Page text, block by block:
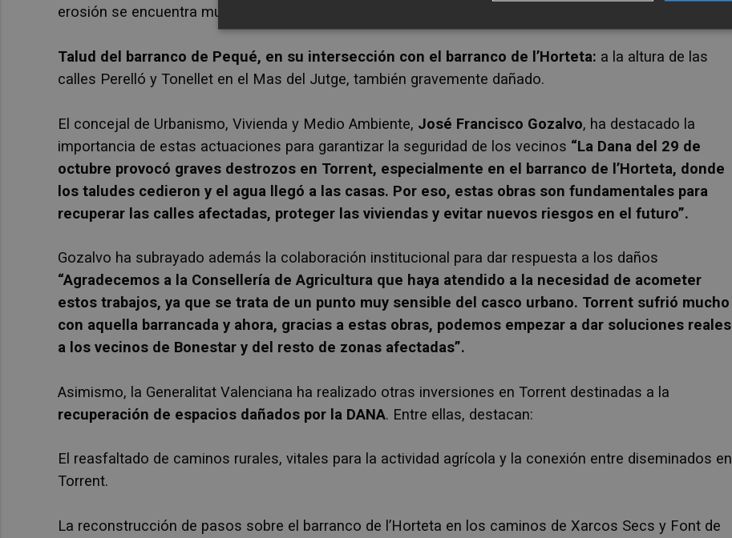
erosión se encuentra muy próxima a una finca de la calle Santa Teresita.
Talud del barranco de Pequé, en su intersección con el barranco de l’Horteta: a la altura de las
calles Perelló y Tonellet en el Mas del Jutge, también gravemente dañado.
El concejal de Urbanismo, Vivienda y Medio Ambiente, José Francisco Gozalvo, ha destacado la
importancia de estas actuaciones para garantizar la seguridad de los vecinos “La Dana del 29 de
octubre provocó graves destrozos en Torrent, especialmente en el barranco de l’Horteta, donde
los taludes cedieron y el agua llegó a las casas. Por eso, estas obras son fundamentales para
recuperar las calles afectadas, proteger las viviendas y evitar nuevos riesgos en el futuro”.
Gozalvo ha subrayado además la colaboración institucional para dar respuesta a los daños
“Agradecemos a la Consellería de Agricultura que haya atendido a la necesidad de acometer
estos trabajos, ya que se trata de un punto muy sensible del casco urbano. Torrent sufrió mucho
con aquella barrancada y ahora, gracias a estas obras, podemos empezar a dar soluciones reales
a los vecinos de Bonestar y del resto de zonas afectadas”.
Asimismo, la Generalitat Valenciana ha realizado otras inversiones en Torrent destinadas a la
recuperación de espacios dañados por la DANA. Entre ellas, destacan:
El reasfaltado de caminos rurales, vitales para la actividad agrícola y la conexión entre diseminados en
Torrent.
La reconstrucción de pasos sobre el barranco de l’Horteta en los caminos de Xarcos Secs y Font de